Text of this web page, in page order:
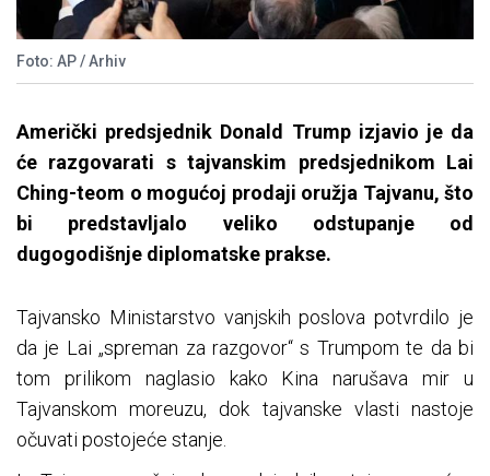
Foto: AP / Arhiv
Američki predsjednik Donald Trump izjavio je da
će razgovarati s tajvanskim predsjednikom Lai
Ching-teom o mogućoj prodaji oružja Tajvanu, što
bi predstavljalo veliko odstupanje od
dugogodišnje diplomatske prakse.
Tajvansko Ministarstvo vanjskih poslova potvrdilo je
da je Lai „spreman za razgovor“ s Trumpom te da bi
tom prilikom naglasio kako Kina narušava mir u
Tajvanskom moreuzu, dok tajvanske vlasti nastoje
očuvati postojeće stanje.